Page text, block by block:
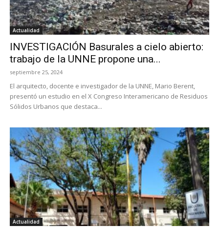
Actualidad
INVESTIGACIÓN Basurales a cielo abierto:
trabajo de la UNNE propone una...
septiembre 25, 2024
El arquitecto, docente e investigador de la UNNE, Mario Berent,
presentó un estudio en el X Congreso Interamericano de Residuos
Sólidos Urbanos que destaca...
Actualidad